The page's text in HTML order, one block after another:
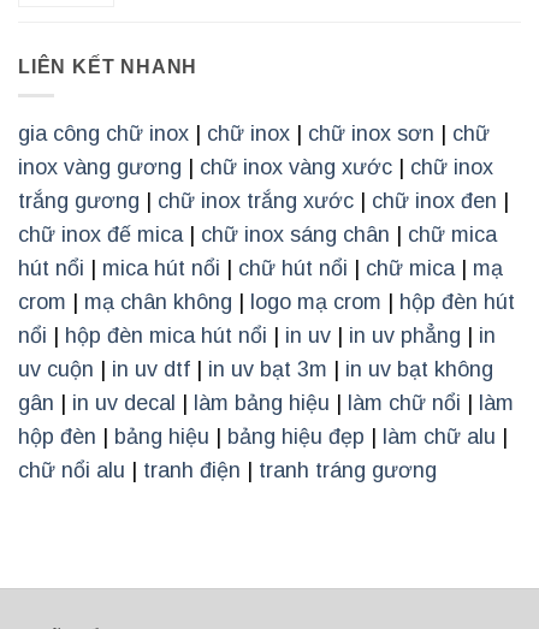
LIÊN KẾT NHANH
gia công chữ inox chữ inox chữ inox sơn
chữ
inox vàng gương
chữ inox vàng xước
chữ inox
trắng gương
chữ inox trắng xước chữ inox đen
chữ inox đế mica| chữ inox sáng chân
chữ mica
hút nổi
mica hút nổi chữ hút nổi chữ mica| mạ
crom
mạ chân không logo mạ crom
hộp đèn hút
nổi
hộp đèn mica hút nổi in uv in uv phẳng
in
uv cuộn
in uv dtf in uv bạt 3m
in uv bạt không
gân
in uv decal làm bảng hiệu làm chữ nổi
làm
hộp đèn
bảng hiệu bảng hiệu đẹp làm chữ alu
chữ nổi alu
tranh điện tranh tráng gương